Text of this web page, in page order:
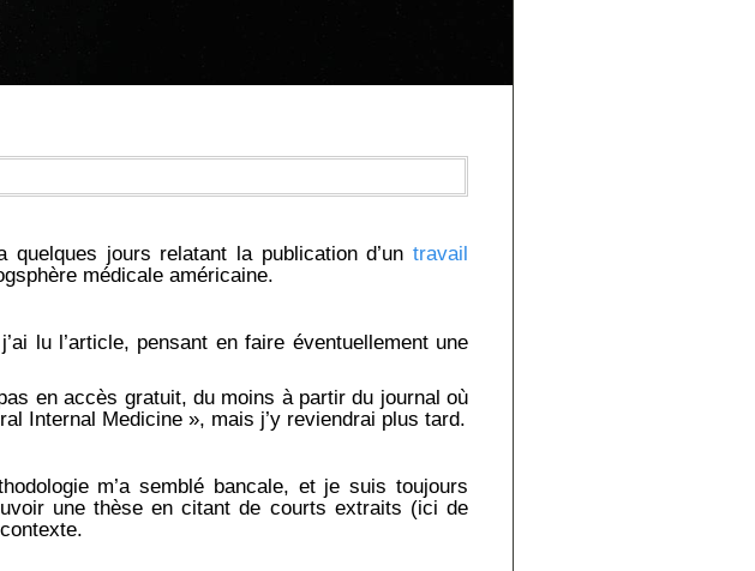
jours relatant la publication d’untravail
médicale américaine.
lu l’article, pensant en faire éventuellement une
en accès gratuit, du moins à partir du journal où
Internal Medicine », mais j’y reviendrai plus tard.
m’a semblé bancale, et je suis toujours
une thèse en citant de courts extraits (ici de